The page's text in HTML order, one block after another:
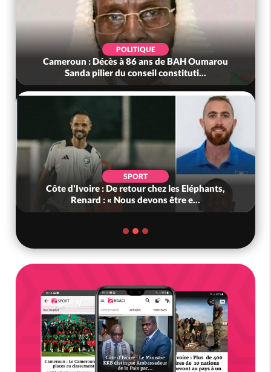
POLITIQUE
Cameroun : Décès à 86 ans de BAH Oumarou
Sanda pilier du conseil constituti...
SPORT
Côte d'Ivoire : De retour chez les Eléphants,
Renard : « Nous devons être e...